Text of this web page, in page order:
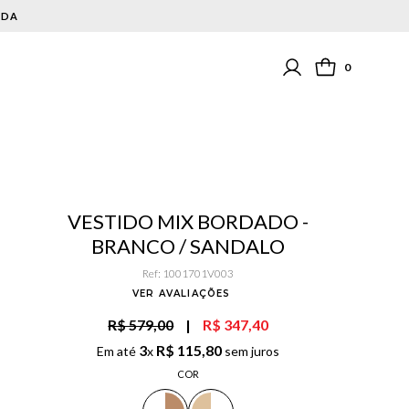
0
VESTIDO MIX BORDADO -
BRANCO / SANDALO
Ref: 1001701V003
VER AVALIAÇÕES
R$ 579,00 | R$ 347,40
Em até 3x R$ 115,80 sem juros
COR